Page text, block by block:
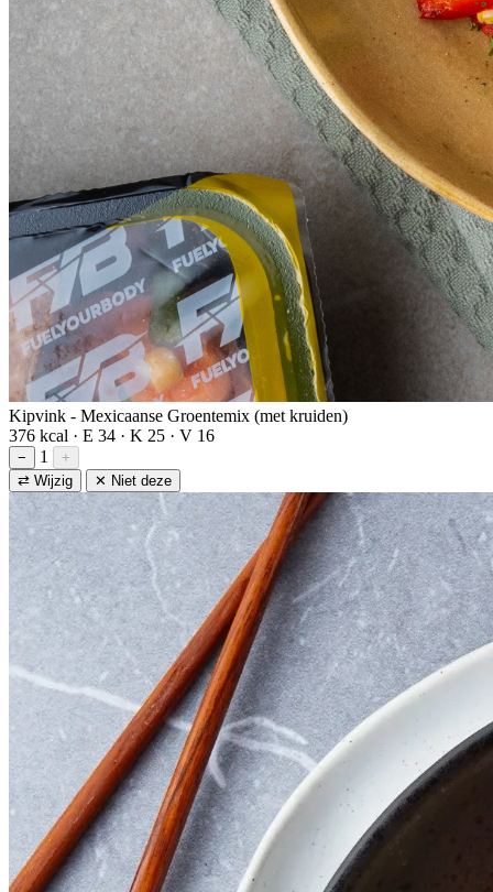
Kipvink - Mexicaanse Groentemix (met kruiden)
376 kcal · E 34 · K 25 · V 16
− 1
+
⇄ Wijzig
✕ Niet deze